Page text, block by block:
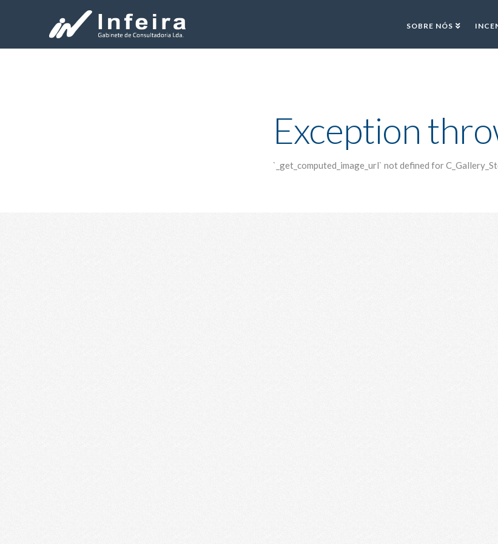
SOBRE NÓS
Exception
`_get_computed_image_url` not defined for